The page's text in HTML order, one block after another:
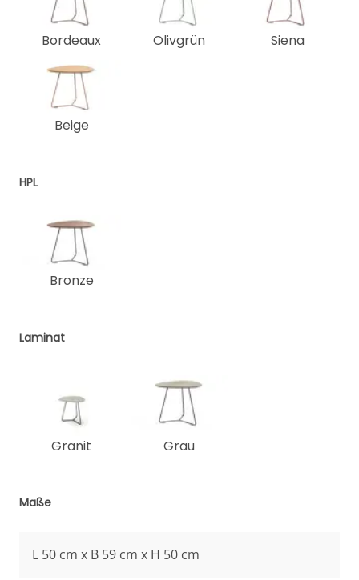
Bordeaux Olivgrün Siena
Beige
HPL
Bronze
Laminat
Granit Grau
Maße
L 50 cm x B 59 cm x H 50 cm